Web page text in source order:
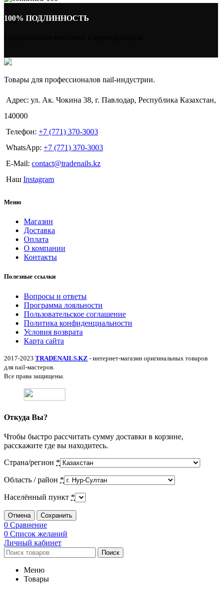
100% ПОДЛИННОСТЬ
Товары для профессионалов nail-индустрии.
Адрес: ул. Ак. Чокина 38, г. Павлодар, Республика Казахстан,
140000
Телефон: +7 (771) 370-3003
WhatsApp: +7 (771) 370-3003
E-Mail: contact@tradenails.kz
Наш Instagram
Меню
Магазин
Доставка
Оплата
О компании
Контакты
Полезные ссылки
Вопросы и ответы
Программа лояльности
Пользовательское соглашение
Политика конфиденциальности
Условия возврата
Карта сайта
2017-2023 TRADENAILS.KZ - интернет-магазин оригинальных товаров
для nail-мастеров.
Все права защищены.
Откуда Вы?
Чтобы быстро рассчитать сумму доставки в корзине,
расскажите где вы находитесь.
Страна/регион *
Область / район *
Населённый пункт *
Отмена Сохранить
0 Сравнение
0 Список желаний
Личный кабинет
Поиск
Меню
Товары